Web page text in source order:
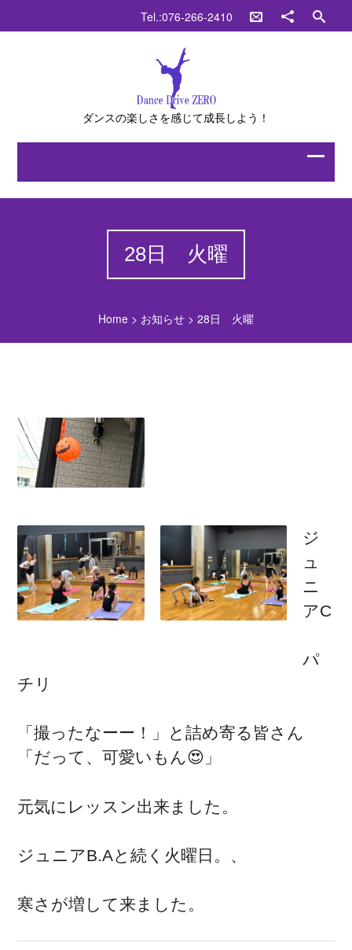
Tel.:076-266-2410
ダンスの楽しさを感じて成長しよう！
28日 火曜
Home> お知らせ> 28日 火曜
ジ
ュ
ニ
アC
パ
チリ
「撮ったなーー！」と詰め寄る皆さん
「だって、可愛いもん😍」
元気にレッスン出来ました。
ジュニアB.Aと続く火曜日。、
寒さが増して来ました。